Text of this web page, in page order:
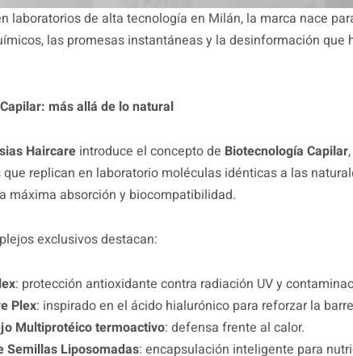
laboratorios de alta tecnología en Milán, la marca nace
las promesas instantáneas y la desinformación que
más allá de lo natural
Haircare introduce el concepto de Biotecnología Capilar,
replican en laboratorio moléculas idénticas a las
máxima absorción y biocompatibilidad.
exclusivos destacan:
: protección antioxidante contra radiación UV y
Plex: inspirado en el ácido hialurónico para reforzar la
Multiprotéico termoactivo: defensa frente al calor.
Semillas Liposomadas: encapsulación inteligente para